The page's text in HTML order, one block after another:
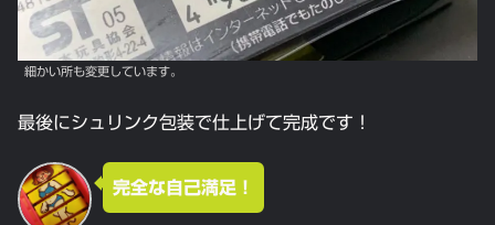
細かい所も変更しています。
最後にシュリンク包装で仕上げて完成です！
完全な自己満足！